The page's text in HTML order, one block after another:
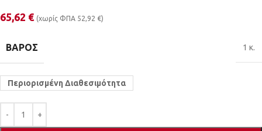
65,62 € (χωρίς ΦΠΑ 52,92 €)
ΒΆΡΟΣ 1 κ.
Περιορισμένη Διαθεσιμότητα